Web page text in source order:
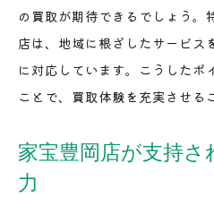
家宝豊岡店の買取サービ
利用者が語る家宝豊
家宝豊岡店の高評価
リピーター続出！利
実際の利用者レビュ
頼性
の買取が期待できるでしょう。
店は、地域に根ざしたサービス
に対応しています。こうしたポ
ことで、買取体験を充実させる
家宝豊岡店が支持
力